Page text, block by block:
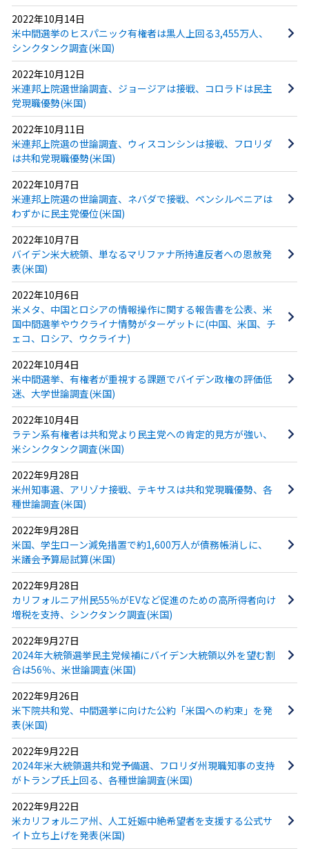
2022年10月14日
米中間選挙のヒスパニック有権者は黒人上回る3,455万人、
シンクタンク調査(米国)
2022年10月12日
米連邦上院選世論調査、ジョージアは接戦、コロラドは民主
党現職優勢(米国)
2022年10月11日
米連邦上院選の世論調査、ウィスコンシンは接戦、フロリダ
は共和党現職優勢(米国)
2022年10月7日
米連邦上院選の世論調査、ネバダで接戦、ペンシルベニアは
わずかに民主党優位(米国)
2022年10月7日
バイデン米大統領、単なるマリファナ所持違反者への恩赦発
表(米国)
2022年10月6日
米メタ、中国とロシアの情報操作に関する報告書を公表、米
国中間選挙やウクライナ情勢がターゲットに(中国、米国、チ
ェコ、ロシア、ウクライナ)
2022年10月4日
米中間選挙、有権者が重視する課題でバイデン政権の評価低
迷、大学世論調査(米国)
2022年10月4日
ラテン系有権者は共和党より民主党への肯定的見方が強い、
米シンクタンク調査(米国)
2022年9月28日
米州知事選、アリゾナ接戦、テキサスは共和党現職優勢、各
種世論調査(米国)
2022年9月28日
米国、学生ローン減免措置で約1,600万人が債務帳消しに、
米議会予算局試算(米国)
2022年9月28日
カリフォルニア州民55％がEVなど促進のための高所得者向け
増税を支持、シンクタンク調査(米国)
2022年9月27日
2024年大統領選挙民主党候補にバイデン大統領以外を望む割
合は56％、米世論調査(米国)
2022年9月26日
米下院共和党、中間選挙に向けた公約「米国への約束」を発
表(米国)
2022年9月22日
2024年米大統領選共和党予備選、フロリダ州現職知事の支持
がトランプ氏上回る、各種世論調査(米国)
2022年9月22日
米カリフォルニア州、人工妊娠中絶希望者を支援する公式サ
イト立ち上げを発表(米国)